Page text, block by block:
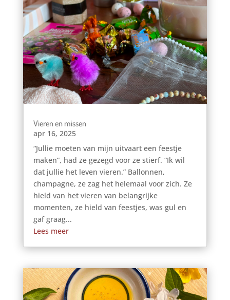
Vieren en missen
apr 16, 2025
“Jullie moeten van mijn uitvaart een feestje
maken”, had ze gezegd voor ze stierf. “Ik wil
dat jullie het leven vieren.” Ballonnen,
champagne, ze zag het helemaal voor zich. Ze
hield van het vieren van belangrijke
momenten, ze hield van feestjes, was gul en
gaf graag...
Lees meer